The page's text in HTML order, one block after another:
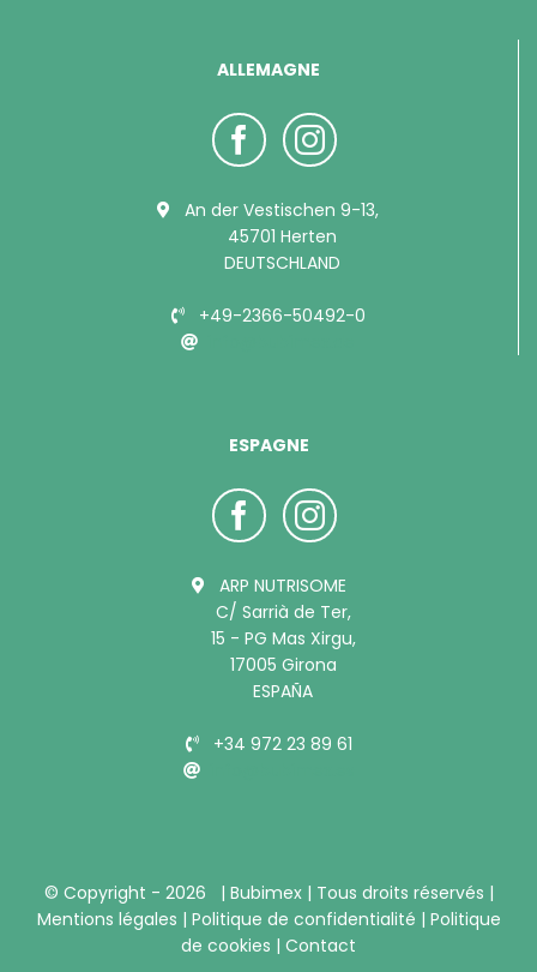
ALLEMAGNE
An der Vestischen 9-13,
45701 Herten
DEUTSCHLAND
+49-2366-50492-0
ESPAGNE
ARP NUTRISOME
C/ Sarrià de Ter,
15 - PG Mas Xirgu,
17005 Girona
ESPAÑA
+34 972 23 89 61
© Copyright - 2026 | Bubimex | Tous droits réservés |
Mentions légales | Politique de confidentialité | Politique
de cookies | Contact